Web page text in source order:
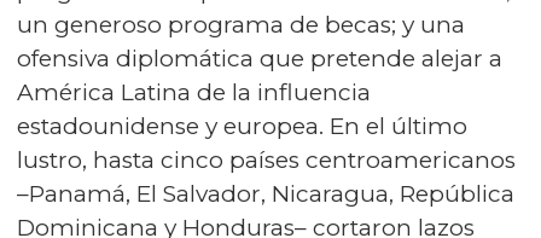
un generoso programa de becas; y una
ofensiva diplomática que pretende alejar a
América Latina de la influencia
estadounidense y europea. En el último
lustro, hasta cinco países centroamericanos
–Panamá, El Salvador, Nicaragua, República
Dominicana y Honduras– cortaron lazos